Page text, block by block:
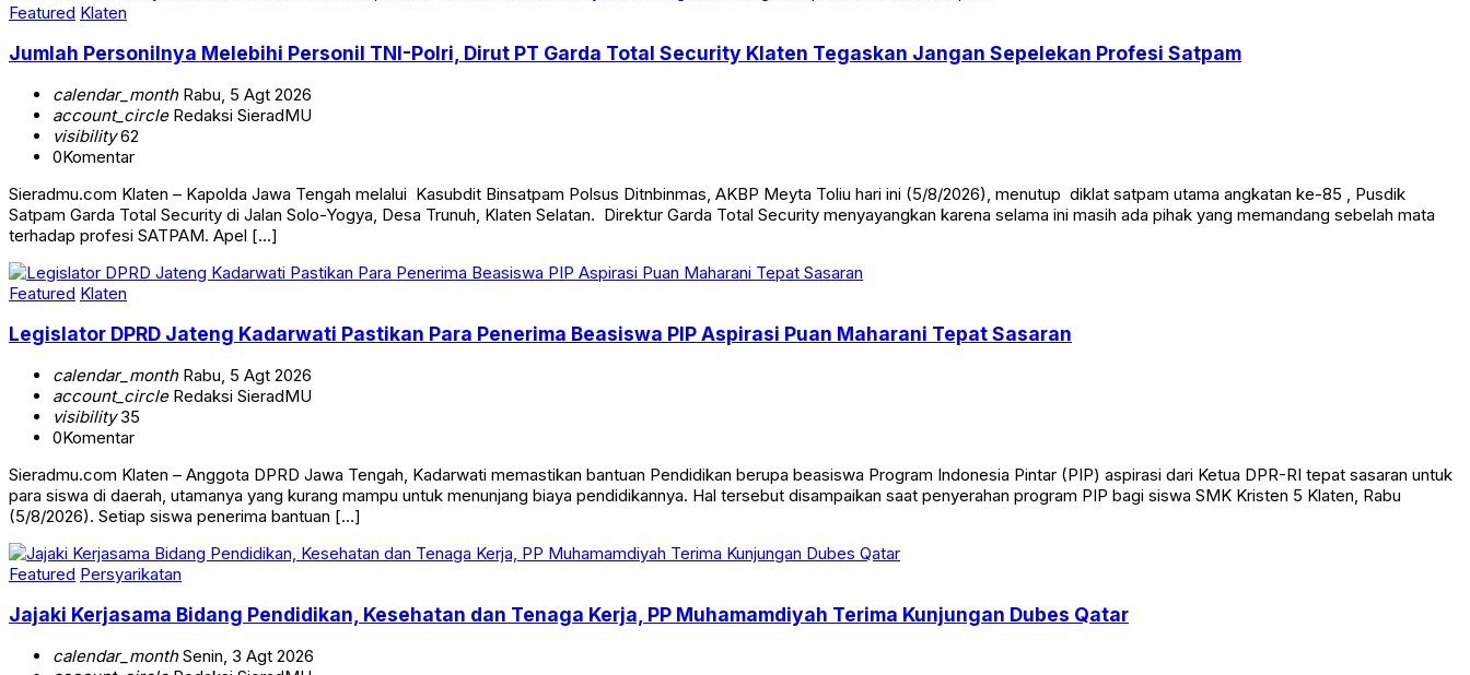
Featured Klaten
Jumlah Personilnya Melebihi Personil TNI-Polri, Dirut PT Garda Total Security Klaten Tegaskan Jangan Sepelekan Profesi Satpam
calendar_monthRabu, 5 Agt 2026
account_circleRedaksi SieradMU
visibility62
0Komentar
Sieradmu.com Klaten – Kapolda Jawa Tengah melalui Kasubdit Binsatpam Polsus Ditnbinmas, AKBP Meyta Toliu hari ini (5/8/2026), menutup diklat satpam utama angkatan ke-85 , Pusdik
Satpam Garda Total Security di Jalan Solo-Yogya, Desa Trunuh, Klaten Selatan. Direktur Garda Total Security menyayangkan karena selama ini masih ada pihak yang memandang sebelah mata
terhadap profesi SATPAM. Apel […]
Featured Klaten
Legislator DPRD Jateng Kadarwati Pastikan Para Penerima Beasiswa PIP Aspirasi Puan Maharani Tepat Sasaran
calendar_monthRabu, 5 Agt 2026
account_circleRedaksi SieradMU
visibility35
0Komentar
Sieradmu.com Klaten – Anggota DPRD Jawa Tengah, Kadarwati memastikan bantuan Pendidikan berupa beasiswa Program Indonesia Pintar (PIP) aspirasi dari Ketua DPR-RI tepat sasaran untuk
para siswa di daerah, utamanya yang kurang mampu untuk menunjang biaya pendidikannya. Hal tersebut disampaikan saat penyerahan program PIP bagi siswa SMK Kristen 5 Klaten, Rabu
(5/8/2026). Setiap siswa penerima bantuan […]
Featured Persyarikatan
Jajaki Kerjasama Bidang Pendidikan, Kesehatan dan Tenaga Kerja, PP Muhamamdiyah Terima Kunjungan Dubes Qatar
calendar_monthSenin, 3 Agt 2026